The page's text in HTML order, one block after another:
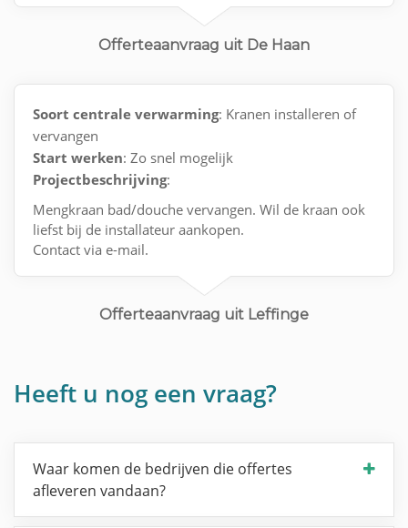
Offerteaanvraag uit De Haan
Soort centrale verwarming: Kranen installeren of
vervangen
Start werken: Zo snel mogelijk
Projectbeschrijving:
Mengkraan bad/douche vervangen. Wil de kraan ook
liefst bij de installateur aankopen.
Contact via e-mail.
Offerteaanvraag uit Leffinge
Heeft u nog een vraag?
Waar komen de bedrijven die offertes
afleveren vandaan?